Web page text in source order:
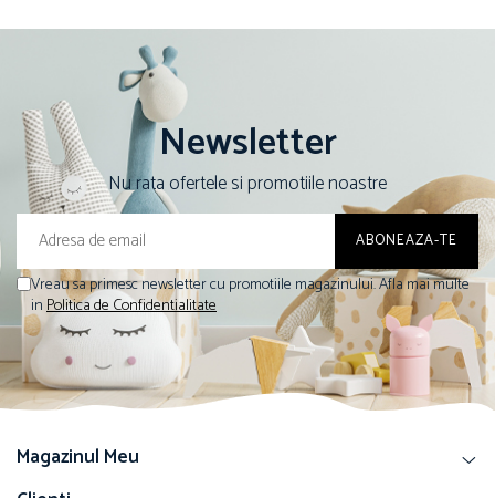
Newsletter
Nu rata ofertele si promotiile noastre
Vreau sa primesc newsletter cu promotiile magazinului. Afla mai multe
inPolitica de Confidentialitate
Magazinul Meu